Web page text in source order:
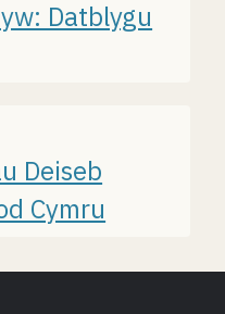
Datblygu
Deiseb
Cymru